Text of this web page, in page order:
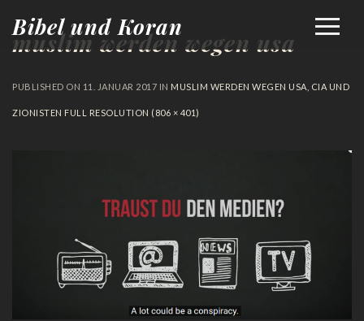
Bibel und Koran
muslim werden wegen usa
PUBLISHED ON 11. JANUAR 2017 IN MUSLIM WERDEN WEGEN USA, CIA UND
ZIONISTEN FULL RESOLUTION (806 × 401)